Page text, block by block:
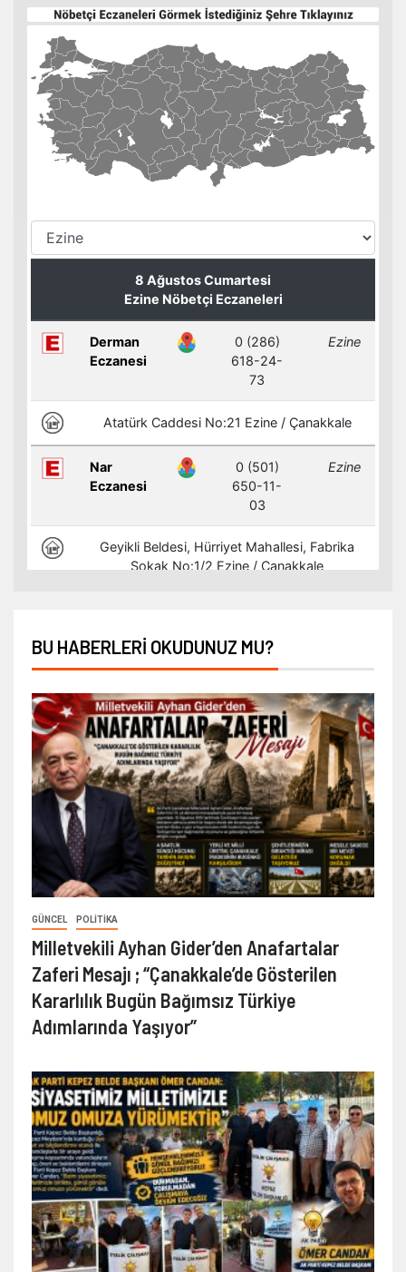
BU HABERLERI OKUDUNUZ MU?
GÜNCEL POLITIKA
Milletvekili Ayhan Gider’den Anafartalar
Zaferi Mesajı ; “Çanakkale’de Gösterilen
Kararlılık Bugün Bağımsız Türkiye
Adımlarında Yaşıyor”